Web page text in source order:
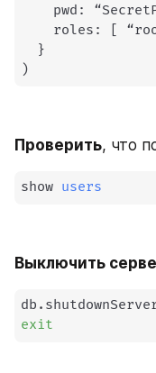
pwd:
    roles:
[
}
)
Проверить, что
show users
Выключить
exit